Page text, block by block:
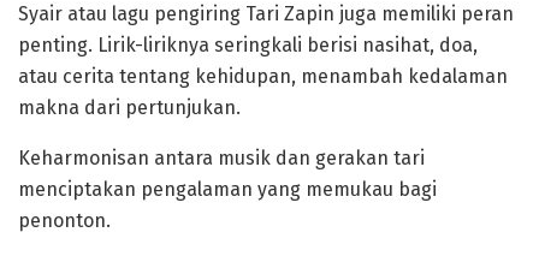
‎Syair atau lagu pengiring Tari Zapin juga memiliki peran
penting. Lirik-liriknya seringkali berisi nasihat, doa,
atau cerita tentang kehidupan, menambah kedalaman
makna dari pertunjukan.
Keharmonisan antara musik dan gerakan tari
menciptakan pengalaman yang memukau bagi
penonton.